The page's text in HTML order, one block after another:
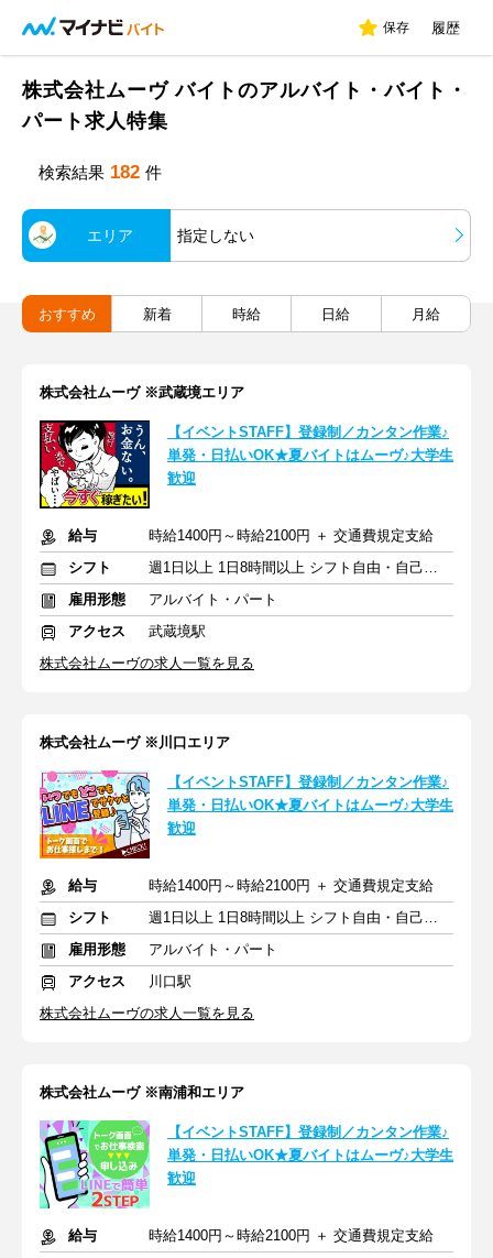
保存 履歴
株式会社ムーヴ バイトのアルバイト・バイト・
パート求人特集
検索結果 182 件
エリア 指定しない
おすすめ 新着 時給 日給 月給
株式会社ムーヴ ※武蔵境エリア
【イベントSTAFF】登録制／カンタン作業♪
単発・日払いOK★夏バイトはムーヴ♪大学生
歓迎
給与
時給1400円～時給2100円 ＋ 交通費規定支給
シフト
週1日以上 1日8時間以上 シフト自由・自己申告
雇用形態
アルバイト・パート
アクセス
武蔵境駅
株式会社ムーヴの求人一覧を見る
株式会社ムーヴ ※川口エリア
【イベントSTAFF】登録制／カンタン作業♪
単発・日払いOK★夏バイトはムーヴ♪大学生
歓迎
給与
時給1400円～時給2100円 ＋ 交通費規定支給
シフト
週1日以上 1日8時間以上 シフト自由・自己申告
雇用形態
アルバイト・パート
アクセス
川口駅
株式会社ムーヴの求人一覧を見る
株式会社ムーヴ ※南浦和エリア
【イベントSTAFF】登録制／カンタン作業♪
単発・日払いOK★夏バイトはムーヴ♪大学生
歓迎
給与
時給1400円～時給2100円 ＋ 交通費規定支給